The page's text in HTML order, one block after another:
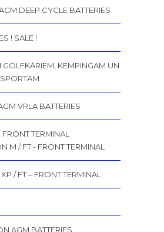
DEEP CYCLE BATTERIES
! SALE !
KEMPINGAM UN
VRLA BATTERIES
TERMINAL
M / FT - FRONT TERMINAL
/ FT – FRONT TERMINAL
AGM BATTERIES